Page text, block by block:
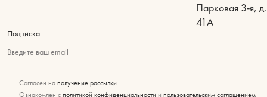
Парковая 3-я, д.
41А
Подписка
Введите ваш email
Согласен на получение рассылки
Ознакомлен с политикой конфиденциальности и пользовательским соглашением